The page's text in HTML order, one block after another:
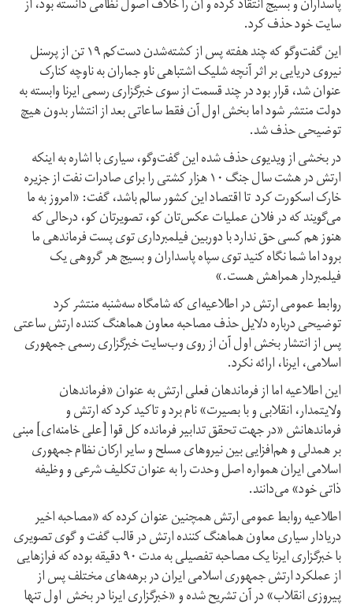
پاسداران و بسیج انتقاد کرده و آن را خلاف اصول نظامی دانسته بود، از
سایت خود حذف کرد.
این گفت‌وگو که چند هفته پس از کشته‌شدن دست‌کم ۱۹ تن از پرسنل
نیروی دریایی بر اثر آنچه شلیک اشتباهی ناو جماران به ناوچه کنارک
عنوان شد، قرار بود در چند قسمت از سوی خبرگزاری رسمی ایرنا وابسته به
دولت منتشر شود اما بخش اول آن فقط ساعاتی بعد از انتشار بدون هیچ
توضیحی حذف شد.
در بخشی از ویدیوی حذف شده این گفت‌وگو، سیاری با اشاره به اینکه
ارتش در هشت سال جنگ ۱۰ هزار کشتی را برای صادرات نفت از جزیره
خارک اسکورت کرد تا اقتصاد این کشور سالم باشد، گفت: «امروز به ما
می‌گویند که در فلان عملیات عکس‌تان کو، تصویرتان کو، درحالی که
هنوز هم کسی حق ندارد با دوربین فیلمبرداری توی پست فرماندهی ما
برود اما شما نگاه کنید توی سپاه پاسداران و بسیج هر گروهی یک
فیلمبردار همراهش هست.»
روابط عمومی ارتش در اطلاعیه‌ای که شامگاه سه‌شنبه منتشر کرد
توضیحی درباره دلایل حذف مصاحبه معاون هماهنگ کننده ارتش ساعتی
پس از انتشار بخش اول آن از روی وب‌سایت خبرگزاری رسمی جمهوری
اسلامی، ایرنا، ارائه نکرد.
این اطلاعیه اما از فرماندهان فعلی ارتش به عنوان «فرماندهان
ولایتمدار، انقلابی و با بصیرت» نام برد و تاکید کرد که ارتش و
فرماندهانش «در جهت تحقق تدابیر فرمانده کل قوا [علی خامنه‌ای] مبنی
بر همدلی و هم‌افزایی بین نیروهای مسلح و سایر ارکان نظام جمهوری
اسلامی ایران همواره اصل وحدت را به عنوان تکلیف شرعی و وظیفه
ذاتی خود» می‌دانند.
اطلاعیه روابط عمومی ارتش همچنین عنوان کرده که «مصاحبه اخیر
دریادار سیاری معاون هماهنگ کننده ارتش در قالب گفت و گوی تصویری
با خبرگزاری ایرنا یک مصاحبه تفصیلی به مدت ۹۰ دقیقه بوده که فرازهایی
از عملکرد ارتش جمهوری اسلامی ایران در برهه‌های مختلف پس از
پیروزی انقلاب» در آن تشریح شده و «خبرگزاری ایرنا در بخش اول تنها